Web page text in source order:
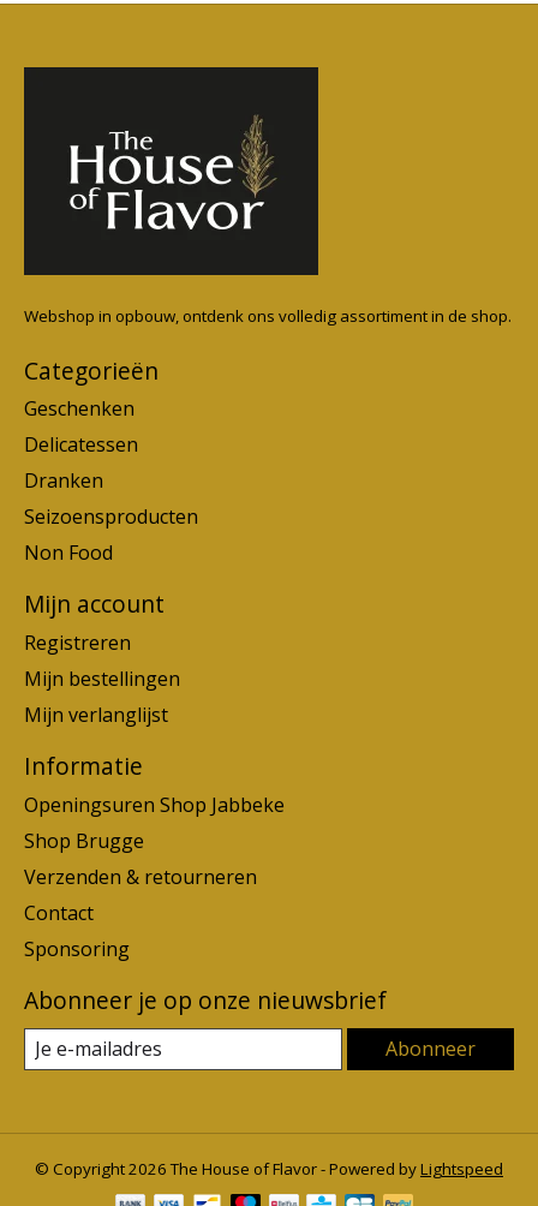
Webshop in opbouw, ontdenk ons volledig assortiment in de shop.
Categorieën
Geschenken
Delicatessen
Dranken
Seizoensproducten
Non Food
Mijn account
Registreren
Mijn bestellingen
Mijn verlanglijst
Informatie
Openingsuren Shop Jabbeke
Shop Brugge
Verzenden & retourneren
Contact
Sponsoring
Abonneer je op onze nieuwsbrief
Abonneer
© Copyright 2026 The House of Flavor - Powered byLightspeed